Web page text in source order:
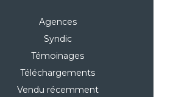
Agences
Syndic
Témoinages
Téléchargements
Vendu récemment